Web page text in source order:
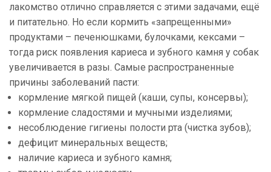
лакомство отлично справляется с этими задачами, ещё
и питательно. Но если кормить «запрещенными»
продуктами – печенюшками, булочками, кексами –
тогда риск появления кариеса и зубного камня у собак
увеличивается в разы. Самые распространенные
причины заболеваний пасти:
кормление мягкой пищей (каши, супы, консервы);
кормление сладостями и мучными изделиями;
несоблюдение гигиены полости рта (чистка зубов);
дефицит минеральных веществ;
наличие кариеса и зубного камня;